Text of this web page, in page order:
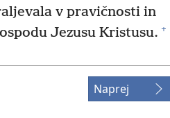
v pravičnosti in
Jezusu Kristusu. +
Naprej